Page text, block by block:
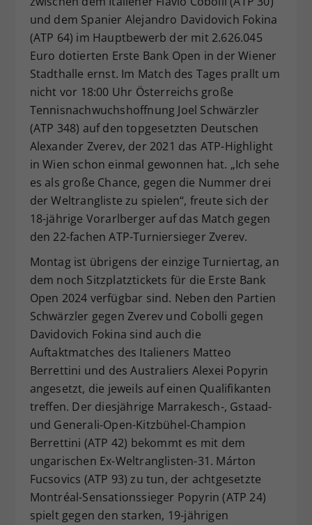
und dem Spanier Alejandro Davidovich Fokina
(ATP 64) im Hauptbewerb der mit 2.626.045
Euro dotierten Erste Bank Open in der Wiener
Stadthalle ernst. Im Match des Tages prallt um
nicht vor 18:00 Uhr Österreichs große
Tennisnachwuchshoffnung Joel Schwärzler
(ATP 348) auf den topgesetzten Deutschen
Alexander Zverev, der 2021 das ATP-Highlight
in Wien schon einmal gewonnen hat. „Ich sehe
es als große Chance, gegen die Nummer drei
der Weltrangliste zu spielen“, freute sich der
18-jährige Vorarlberger auf das Match gegen
den 22-fachen ATP-Turniersieger Zverev.
Montag ist übrigens der einzige Turniertag, an
dem noch Sitzplatztickets für die Erste Bank
Open 2024 verfügbar sind. Neben den Partien
Schwärzler gegen Zverev und Cobolli gegen
Davidovich Fokina sind auch die
Auftaktmatches des Italieners Matteo
Berrettini und des Australiers Alexei Popyrin
angesetzt, die jeweils auf einen Qualifikanten
treffen. Der diesjährige Marrakesch-, Gstaad-
und Generali-Open-Kitzbühel-Champion
Berrettini (ATP 42) bekommt es mit dem
ungarischen Ex-Weltranglisten-31. Márton
Fucsovics (ATP 93) zu tun, der achtgesetzte
Montréal-Sensationssieger Popyrin (ATP 24)
spielt gegen den starken, 19-jährigen
Zweck
Dieser Wert speichert Ihre Consent-
Einstellungen. Unter anderem eine
zufällig generierte ID, für die
historische Speicherung Ihrer
vorgenommen Einstellungen, falls der
Webseiten-Betreiber dies eingestellt
hat.